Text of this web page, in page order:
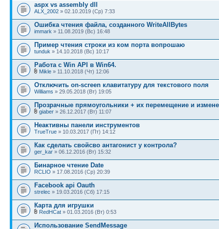
aspx vs assembly dll
ALX_2002 » 02.10.2019 (Ср) 7:33
Ошибка чтения файла, созданного WriteAllBytes
immark » 11.08.2019 (Вс) 16:48
Пример чтения строки из ком порта вопрошаю
tunduk » 14.10.2018 (Вс) 10:17
Работа с Win API в Win64.
Mikle » 11.10.2018 (Чт) 12:06
Отключить on-screen клавитатуру для текстового поля
Williams » 29.05.2018 (Вт) 19:05
Прозрачные прямоугольники + их перемещение и
giaber » 26.12.2017 (Вт) 11:07
Неактивны панели инструментов
TrueTrue » 10.03.2017 (Пт) 14:12
Как сделать свойсво антагонист у контрола?
ger_kar » 06.12.2016 (Вт) 15:32
Бинарное чтение Date
RCLIO » 17.08.2016 (Ср) 20:39
Facebook api Oauth
strelec » 19.03.2016 (Сб) 17:15
Карта для игрушки
RedHCat » 01.03.2016 (Вт) 0:53
Использование SendMessage